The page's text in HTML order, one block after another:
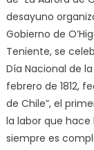
desayuno
Gobierno de
Teniente, se
Día Nacional de
febrero de 1812,
de Chile”, el
la labor que hace
siempre es